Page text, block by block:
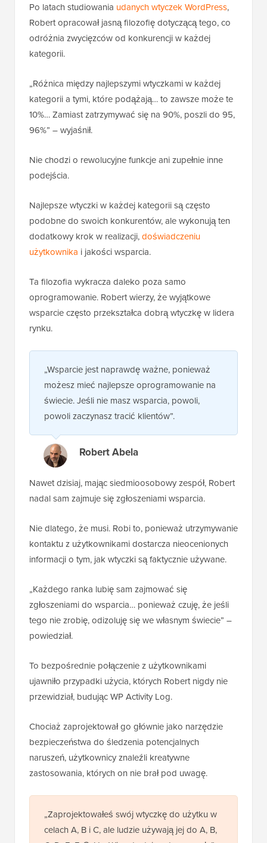
Po latach studiowania udanych wtyczek WordPress,
Robert opracował jasną filozofię dotyczącą tego, co
odróżnia zwycięzców od konkurencji w każdej
kategorii.
„Różnica między najlepszymi wtyczkami w każdej
kategorii a tymi, które podążają… to zawsze może te
10%… Zamiast zatrzymywać się na 90%, poszli do 95,
96%” – wyjaśnił.
Nie chodzi o rewolucyjne funkcje ani zupełnie inne
podejścia.
Najlepsze wtyczki w każdej kategorii są często
podobne do swoich konkurentów, ale wykonują ten
dodatkowy krok w realizacji,doświadczeniu
użytkownika i jakości wsparcia.
Ta filozofia wykracza daleko poza samo
oprogramowanie. Robert wierzy, że wyjątkowe
wsparcie często przekształca dobrą wtyczkę w lidera
rynku.
„Wsparcie jest naprawdę ważne, ponieważ
możesz mieć najlepsze oprogramowanie na
świecie. Jeśli nie masz wsparcia, powoli,
powoli zaczynasz tracić klientów”.
Robert Abela
Nawet dzisiaj, mając siedmioosobowy zespół, Robert
nadal sam zajmuje się zgłoszeniami wsparcia.
Nie dlatego, że musi. Robi to, ponieważ utrzymywanie
kontaktu z użytkownikami dostarcza nieocenionych
informacji o tym, jak wtyczki są faktycznie używane.
„Każdego ranka lubię sam zajmować się
zgłoszeniami do wsparcia… ponieważ czuję, że jeśli
tego nie zrobię, odizoluję się we własnym świecie” –
powiedział.
To bezpośrednie połączenie z użytkownikami
ujawniło przypadki użycia, których Robert nigdy nie
przewidział, budując WP Activity Log.
Chociaż zaprojektował go głównie jako narzędzie
bezpieczeństwa do śledzenia potencjalnych
naruszeń, użytkownicy znaleźli kreatywne
zastosowania, których on nie brał pod uwagę.
„Zaprojektowałeś swój wtyczkę do użytku w
celach A, B i C, ale ludzie używają jej do A, B,